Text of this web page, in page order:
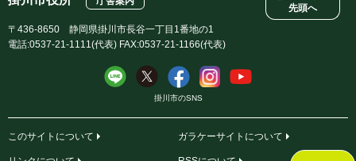
先頭へ
〒436-8650 静岡県掛川市長谷一丁目1番地の1
電話:0537-21-1111(代表) FAX:0537-21-1166(代表)
掛川市のSNS
このサイトについて ガラケーサイトについて